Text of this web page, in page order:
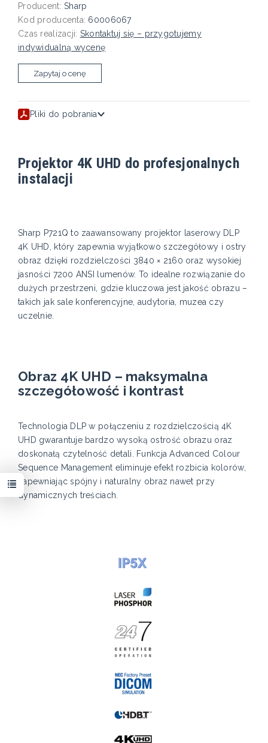
Producent: Sharp
Kod producenta: 60006067
Czas realizacji: Skontaktuj się – przygotujemy
indywidualną wycenę
Zapytaj o cenę
Pliki do pobrania
Projektor 4K UHD do profesjonalnych
instalacji
Sharp P721Q to zaawansowany projektor laserowy DLP
4K UHD, który zapewnia wyjątkowo szczegółowy i ostry
obraz dzięki rozdzielczości 3840 × 2160 oraz wysokiej
jasności 7200 ANSI lumenów. To idealne rozwiązanie do
dużych przestrzeni, gdzie kluczowa jest jakość obrazu –
takich jak sale konferencyjne, audytoria, muzea czy
uczelnie.
Obraz 4K UHD – maksymalna
szczegółowość i kontrast
Technologia DLP w połączeniu z rozdzielczością 4K
UHD gwarantuje bardzo wysoką ostrość obrazu oraz
doskonałą czytelność detali. Funkcja Advanced Colour
Sequence Management eliminuje efekt rozbicia kolorów,
zapewniając spójny i naturalny obraz nawet przy
dynamicznych treściach.